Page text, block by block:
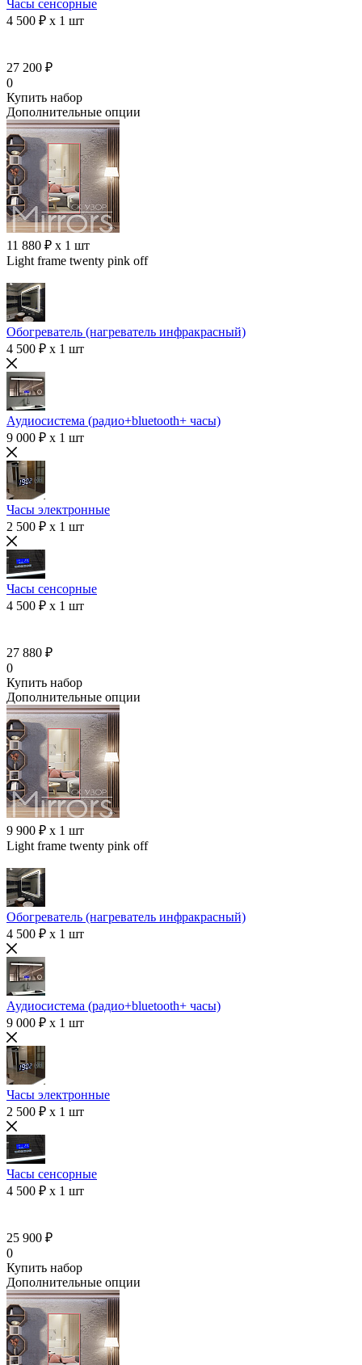
Часы сенсорные
4 500 ₽ x 1 шт
27 200 ₽
0
Купить набор
Дополнительные опции
11 880 ₽ x 1 шт
Light frame twenty pink off
Обогреватель (нагреватель инфракрасный)
4 500 ₽ x 1 шт
Аудиосистема (радио+bluetooth+ часы)
9 000 ₽ x 1 шт
Часы электронные
2 500 ₽ x 1 шт
Часы сенсорные
4 500 ₽ x 1 шт
27 880 ₽
0
Купить набор
Дополнительные опции
9 900 ₽ x 1 шт
Light frame twenty pink off
Обогреватель (нагреватель инфракрасный)
4 500 ₽ x 1 шт
Аудиосистема (радио+bluetooth+ часы)
9 000 ₽ x 1 шт
Часы электронные
2 500 ₽ x 1 шт
Часы сенсорные
4 500 ₽ x 1 шт
25 900 ₽
0
Купить набор
Дополнительные опции